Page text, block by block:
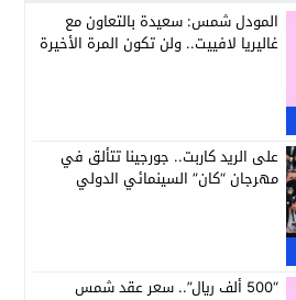
المودل شمس: سعيدة بالتعاون مع
غاليريا لافييت.. ولن تكون المرة الأخيرة
على الريد كاربت.. جورجينا تتألق في
مهرجان “كان” السينمائي الدولي
“500 ألف ريال”.. سعر عقد شمس